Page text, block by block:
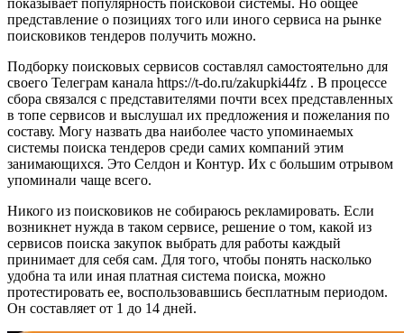
представление о позициях того или иного сервиса на рынке
поисковиков тендеров получить можно.
Подборку поисковых сервисов составлял самостоятельно для
своего Телеграм канала https://t-do.ru/zakupki44fz . В процессе
сбора связался с представителями почти всех представленных
в топе сервисов и выслушал их предложения и пожелания по
составу. Могу назвать два наиболее часто упоминаемых
системы поиска тендеров среди самих компаний этим
занимающихся. Это Селдон и Контур. Их с большим отрывом
упоминали чаще всего.
Никого из поисковиков не собираюсь рекламировать. Если
возникнет нужда в таком сервисе, решение о том, какой из
сервисов поиска закупок выбрать для работы каждый
принимает для себя сам. Для того, чтобы понять насколько
удобна та или иная платная система поиска, можно
протестировать ее, воспользовавшись бесплатным периодом.
Он составляет от 1 до 14 дней.